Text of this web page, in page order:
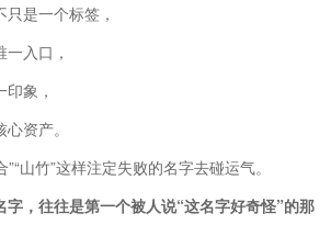
是一个标签，
入口，
象，
资产。
”“山竹”这样注定失败的名字去碰运气。
字，往往是第一个被人说“这名字好奇怪”的那